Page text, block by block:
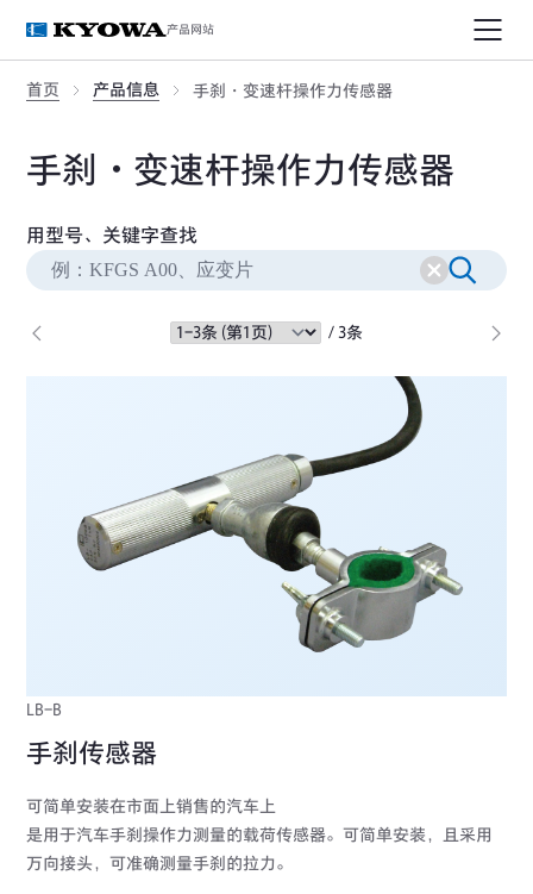
产品网站
首页 产品信息 手刹・变速杆操作力传感器
手刹・变速杆操作力传感器
用型号、关键字查找
/ 3条
LB-B
手刹传感器
可简单安装在市面上销售的汽车上
是用于汽车手刹操作力测量的载荷传感器。可简单安装，且采用
万向接头，可准确测量手刹的拉力。